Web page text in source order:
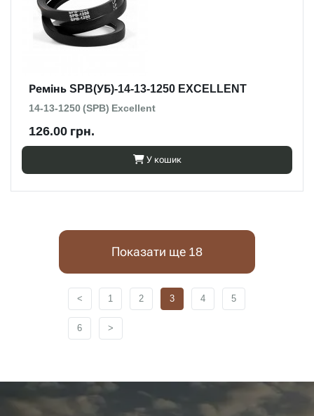
Ремінь SPB(УБ)-14-13-1250 EXCELLENT
14-13-1250 (SPB) Excellent
126.00 грн.
У кошик
Показати ще 18
< 1 2 3 4 5
6 >